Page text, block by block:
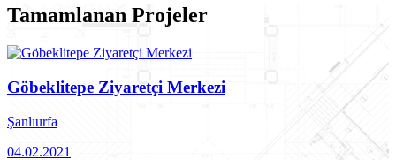
Tamamlanan Projeler
Göbeklitepe Ziyaretçi Merkezi
Şanlıurfa
04.02.2021